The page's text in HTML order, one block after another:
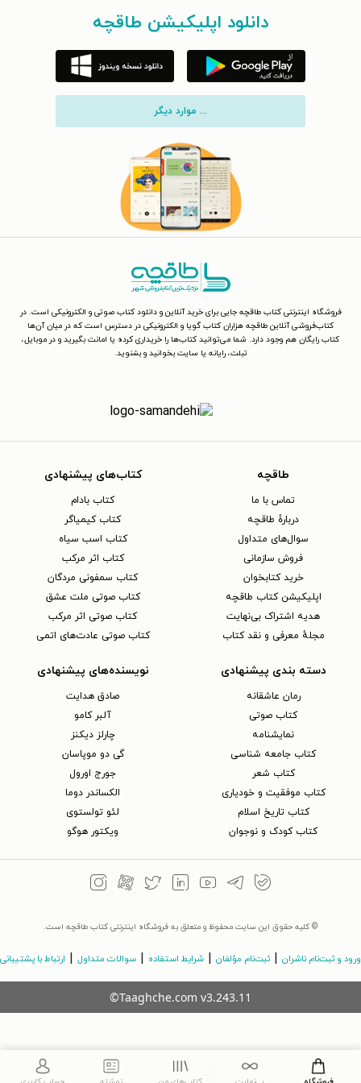
دانلود اپلیکیشن طاقچه
... موارد دیگر
فروشگاه اینترنتی کتاب طاقچه جایی برای خرید آنلاین و دانلود کتاب صوتی و الکترونیکی است. در
کتاب‌فروشی آنلاین طاقچه هزاران کتاب گویا و الکترونیکی در دسترس است که در میان آن‌ها
کتاب رایگان هم وجود دارد. شما می‌توانید کتاب‌ها را خریداری کرده یا امانت بگیرید و در موبایل،
تبلت، رایانه یا سایت بخوانید و بشنوید.
طاقچه
تماس با ما
دربارهٔ طاقچه
سوال‌های متداول
فروش سازمانی
خرید کتابخوان
اپلیکیشن کتاب طاقچه
هدیه اشتراک بی‌نهایت
مجلهٔ معرفی و نقد کتاب
کتاب‌های پیشنهادی
کتاب بادام
کتاب کیمیاگر
کتاب اسب سیاه
کتاب اثر مرکب
کتاب سمفونی مردگان
کتاب صوتی ملت عشق
کتاب صوتی اثر مرکب
کتاب صوتی عادت‌های اتمی
دسته بندی پیشنهادی
رمان عاشقانه
کتاب‌ صوتی
نمایشنامه
کتاب جامعه شناسی
کتاب شعر
کتاب موفقیت و خودیاری
کتاب تاریخ اسلام
کتاب کودک و نوجوان
نویسنده‌های پیشنهادی
صادق هدایت
آلبر کامو
چارلز دیکنز
گی دو موپاسان
جورج اورول
الکساندر دوما
لئو تولستوی
ویکتور هوگو
© کلیه حقوق این سایت محفوظ و متعلق به فروشگاه اینترنتی کتاب طاقچه است.
ورود و ثبت‌نام ناشران ثبت‌نام مؤلفان شرایط استفاده سوالات متداول ارتباط با پشتیبانی
©Taaghche.com v3.243.11